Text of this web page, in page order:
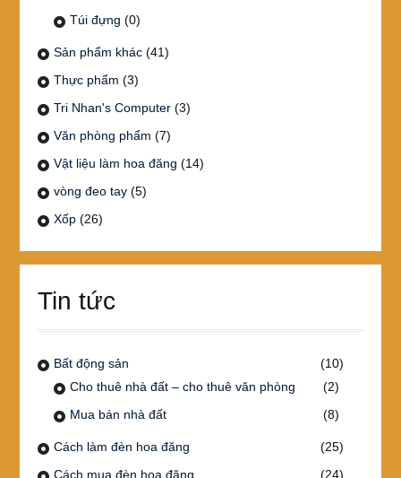
Túi đựng (0)
Sản phẩm khác (41)
Thực phẩm (3)
Tri Nhan's Computer (3)
Văn phòng phẩm (7)
Vật liệu làm hoa đăng (14)
vòng đeo tay (5)
Xốp (26)
Tin tức
Bất động sản
(10)
Cho thuê nhà đất – cho thuê văn phòng
(2)
Mua bán nhà đất
(8)
Cách làm đèn hoa đăng
(25)
Cách mua đèn hoa đăng
(24)